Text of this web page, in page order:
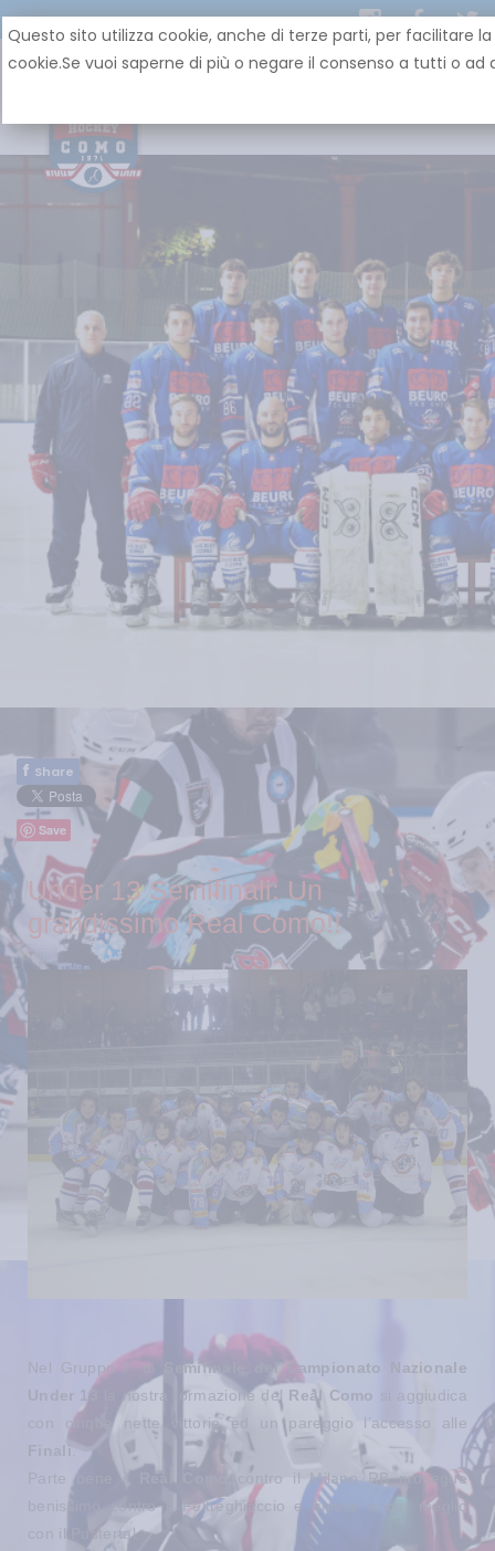
f Share
Save
Under 13 Semifinali: Un
grandissimo Real Como!!
Nel Gruppo F di
Semifinale del Campionato Nazionale
Under 13
la nostra formazione del Real Como si aggiudica
con cinque nette vittorie ed un pareggio l’accesso alle
Finali
Parte bene il
contro il Milano RB prosegue
benissimo contro il Feltreghiaccio e finisce ancor meglio
con il Pustertal.
Questo sito utilizza cookie, anche di terze parti, per facilitare
cookie.Se vuoi saperne di più o negare il consenso a tutti o ad